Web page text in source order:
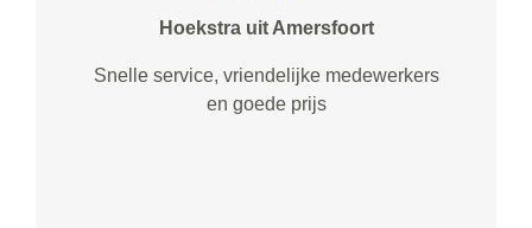
Hoekstra uit Amersfoort
Snelle service, vriendelijke medewerkers
en goede prijs